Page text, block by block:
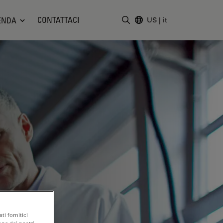
CONTATTACI US | it
fornitici